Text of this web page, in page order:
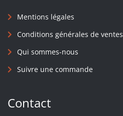
Mentions légales
Conditions générales de ventes
Qui sommes-nous
Suivre une commande
Contact